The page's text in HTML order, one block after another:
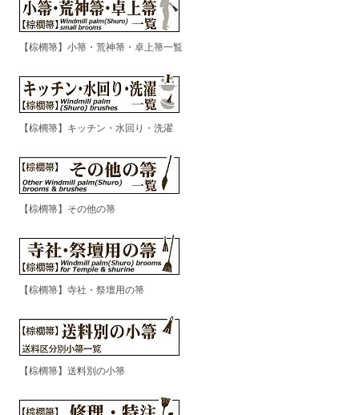
【棕櫚箒】小箒・荒神箒・卓上箒一覧
【棕櫚箒】キッチン・水回り・洗濯
【棕櫚箒】その他の箒
【棕櫚箒】寺社・祭壇用の箒
【棕櫚箒】送料別の小箒